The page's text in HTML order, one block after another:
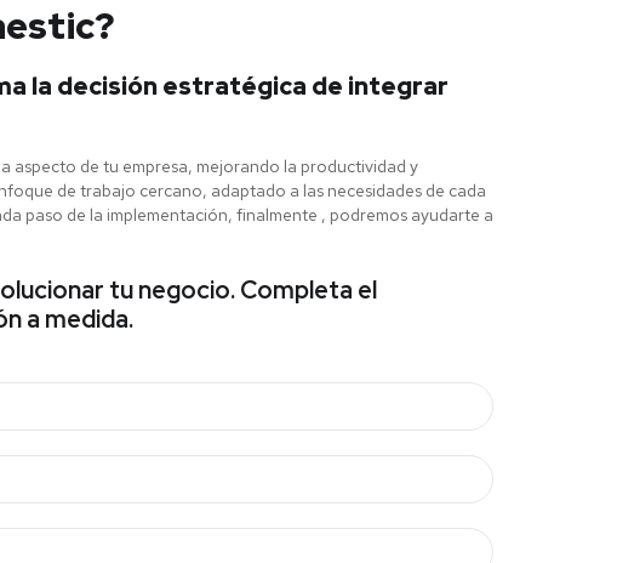
la decisión estratégica de integrar
aspecto de tu empresa, mejorando la productividad y
de trabajo cercano, adaptado a las necesidades de cada
paso de la implementación, finalmente , podremos ayudarte a
tu negocio. Completa el
a medida.